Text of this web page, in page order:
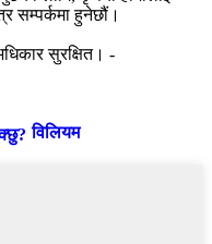
सम्पर्कमा हुनेछौं।
सुरक्षित। -
विलियम